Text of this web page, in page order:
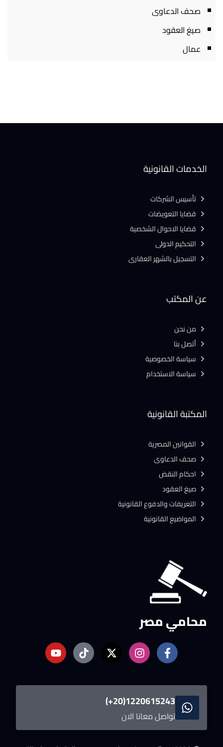
صحف الدعاوى
صيغ العقود
عمال
محامي مصر
1220615243(20+)
تواصل معانا الان
المكتبة القانونية
القوانين المصرية
صحف الدعاوى
احكام النقض
صيغ العقود
التعريفات والدفوع القانونية
المواضيع القانونية
عن المكتب
من نحن
أتصل بنا
سياسة الخصوصية
سياسة الاستخدام
الخدمات القانونية
تأسيس الشركات
قضايا التعويضات
قضايا الاحوال الشخصية
التحكيم الدولى
التسجيل بالشهر العقارى